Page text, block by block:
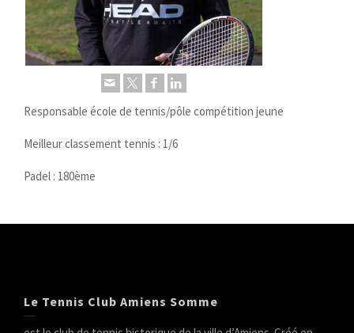
Responsable école de tennis/pôle compétition jeune
Meilleur classement tennis : 1/6
Padel : 180ème
Le Tennis Club Amiens Somme